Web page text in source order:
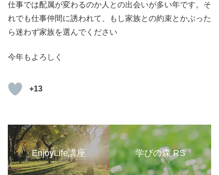
仕事では配属が変わるのか人との出会いが多い年です。そ
れでも仕事仲間に誘われて、もし家族との約束とかぶった
ら迷わず家族を選んでください
今年もよろしく
+13
EnjoyLife講座 学びの森 RS